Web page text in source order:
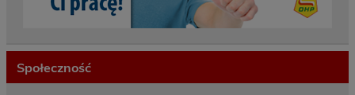
Społeczność